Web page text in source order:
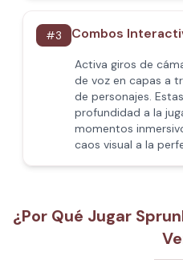
#3 Combos
Activa giros de
de voz en capas a
de personajes.
profundidad a la
momentos
caos visual a la
¿Por Qué Jugar